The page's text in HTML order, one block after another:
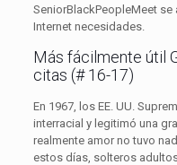
SeniorBlackPeopleMeet
Internet necesidades.
Más fácilmente útil
citas (# 16-17)
En 1967, los EE. UU.
interracial y legitimó una
realmente amor no tuvo
estos días, solteros